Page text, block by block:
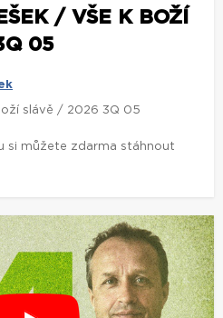
/ VŠE K BOŽÍ
05
slávě / 2026 3Q 05
si můžete zdarma stáhnout